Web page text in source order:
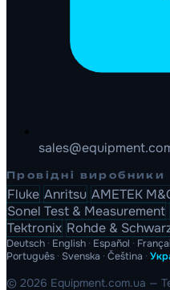
Провідні виробники
Fluke Anritsu AMETEK
Sonel Test & Measurement
Tektronix Rohde &
Deutsch · English · Español ·
Português · Svenska · Čeština ·
© 2026 Equipment.com.ua —